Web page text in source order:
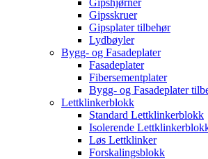
Gipshjørner
Gipsskruer
Gipsplater tilbehør
Lydbøyler
Bygg- og Fasadeplater
Fasadeplater
Fibersementplater
Bygg- og Fasadeplater
Lettklinkerblokk
Standard Lettklinkerblokk
Isolerende
Løs Lettklinker
Forskalingsblokk